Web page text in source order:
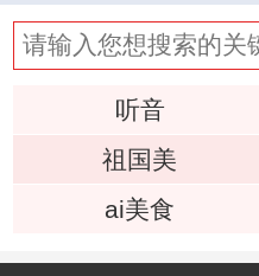
听音
祖国美
ai美食